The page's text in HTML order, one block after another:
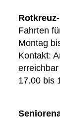
Fahrten
Montag
Kontakt:
17.00 bis